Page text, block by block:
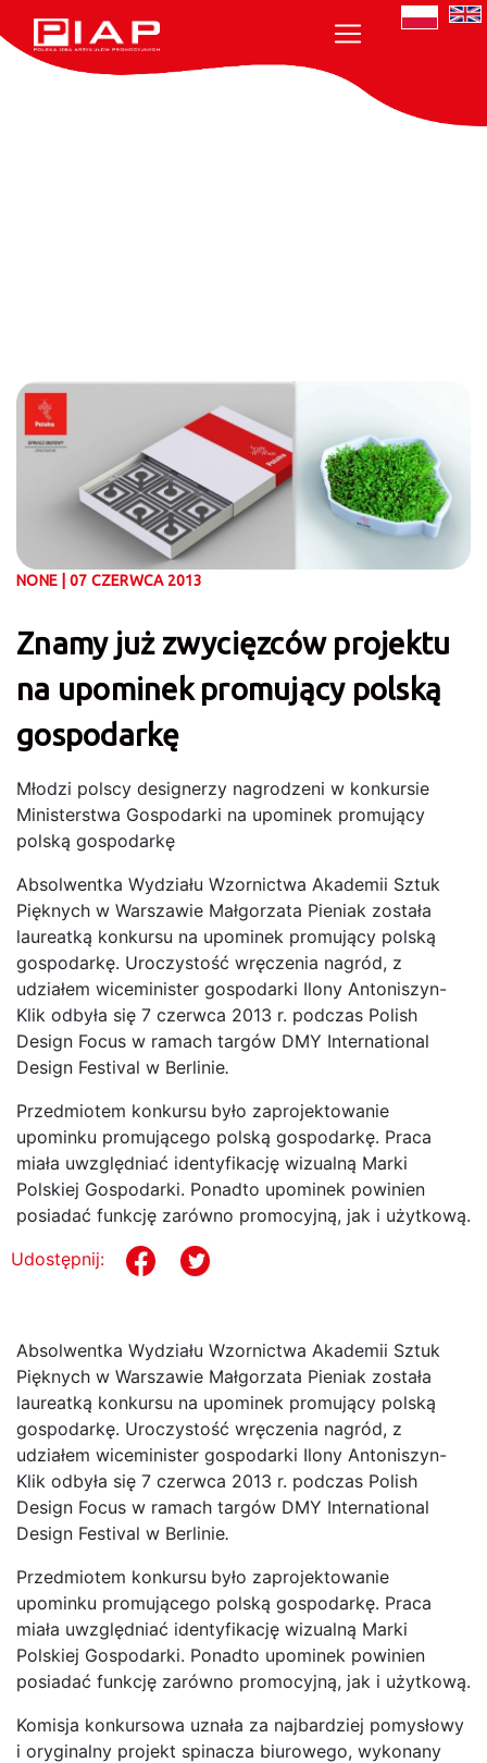
NONE | 07 CZERWCA 2013
Znamy już zwycięzców projektu
na upominek promujący polską
gospodarkę
Młodzi polscy designerzy nagrodzeni w konkursie
Ministerstwa Gospodarki na upominek promujący
polską gospodarkę
Absolwentka Wydziału Wzornictwa Akademii Sztuk
Pięknych w Warszawie Małgorzata Pieniak została
laureatką konkursu na upominek promujący polską
gospodarkę. Uroczystość wręczenia nagród, z
udziałem wiceminister gospodarki Ilony Antoniszyn-
Klik odbyła się 7 czerwca 2013 r. podczas Polish
Design Focus w ramach targów DMY International
Design Festival w Berlinie.
Przedmiotem konkursu było zaprojektowanie
upominku promującego polską gospodarkę. Praca
miała uwzględniać identyfikację wizualną Marki
Polskiej Gospodarki. Ponadto upominek powinien
posiadać funkcję zarówno promocyjną, jak i użytkową.
Udostępnij:
Absolwentka Wydziału Wzornictwa Akademii Sztuk
Pięknych w Warszawie Małgorzata Pieniak została
laureatką konkursu na upominek promujący polską
gospodarkę. Uroczystość wręczenia nagród, z
udziałem wiceminister gospodarki Ilony Antoniszyn-
Klik odbyła się 7 czerwca 2013 r. podczas Polish
Design Focus w ramach targów DMY International
Design Festival w Berlinie.
Przedmiotem konkursu było zaprojektowanie
upominku promującego polską gospodarkę. Praca
miała uwzględniać identyfikację wizualną Marki
Polskiej Gospodarki. Ponadto upominek powinien
posiadać funkcję zarówno promocyjną, jak i użytkową.
Komisja konkursowa uznała za najbardziej pomysłowy
i oryginalny projekt spinacza biurowego, wykonany